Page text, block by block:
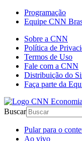
Programação
Equipe CNN
Sobre a CNN
Política de
Termos de Uso
Fale com a CNN
Distribuição do
Faça parte da
Buscar
Pular para o
Ao vivo